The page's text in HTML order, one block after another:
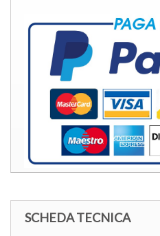
SCHEDA TECNICA